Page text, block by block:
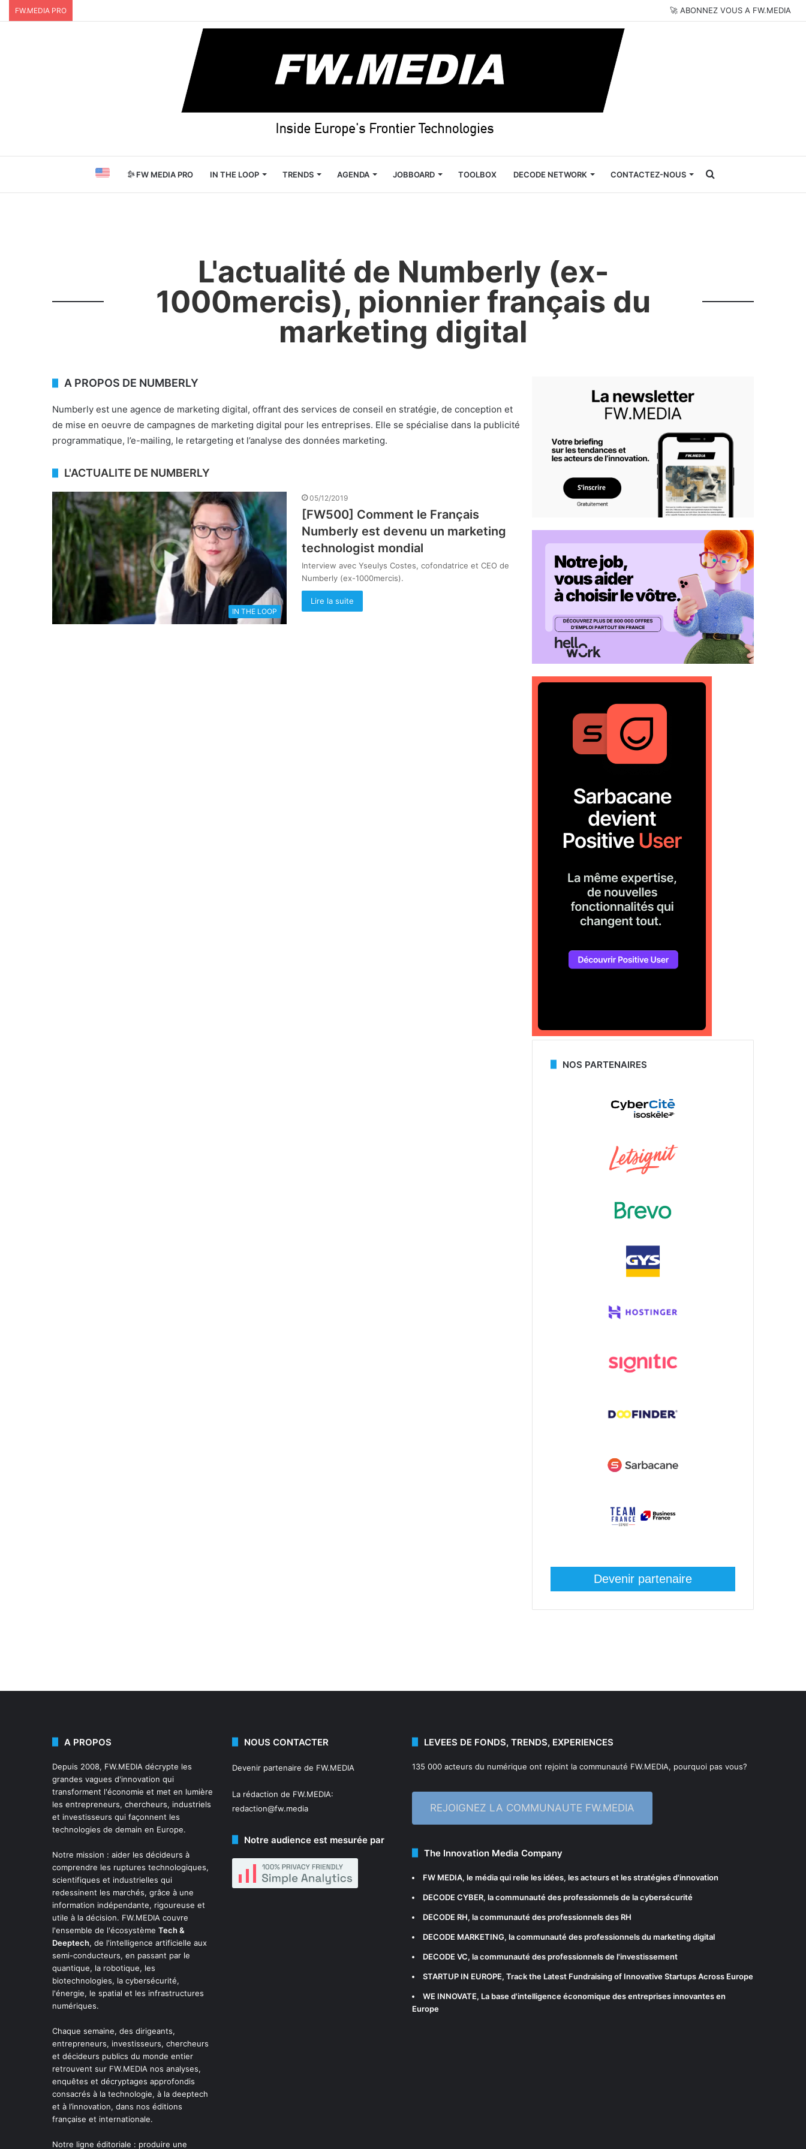
FW.MEDIA PRO 🚀 ABONNEZ VOUS A FW.MEDIA
FW MEDIA PRO IN THE LOOP TRENDS AGENDA JOBBOARD TOOLBOX DECODE NETWORK CONTACTEZ-NOUS Rechercher
L'actualité de Numberly (ex-
1000mercis), pionnier français du
marketing digital
A PROPOS DE NUMBERLY
Numberly est une agence de marketing digital, offrant des services de conseil en stratégie, de conception et
de mise en oeuvre de campagnes de marketing digital pour les entreprises. Elle se spécialise dans la publicité
programmatique, l’e-mailing, le retargeting et l’analyse des données marketing.
L'ACTUALITE DE NUMBERLY
IN THE LOOP
05/12/2019
[FW500] Comment le Français
Numberly est devenu un marketing
technologist mondial
Interview avec Yseulys Costes, cofondatrice et CEO de
Numberly (ex-1000mercis).
Lire la suite
NOS PARTENAIRES
Devenir partenaire
A PROPOS
Depuis 2008, FW.MEDIA décrypte les
grandes vagues d'innovation qui
transforment l'économie et met en lumière
les entrepreneurs, chercheurs, industriels
et investisseurs qui façonnent les
technologies de demain en Europe.
Notre mission : aider les décideurs à
comprendre les ruptures technologiques,
scientifiques et industrielles qui
redessinent les marchés, grâce à une
information indépendante, rigoureuse et
utile à la décision. FW.MEDIA couvre
l'ensemble de l'écosystème Tech &
Deeptech, de l'intelligence artificielle aux
semi-conducteurs, en passant par le
quantique, la robotique, les
biotechnologies, la cybersécurité,
l'énergie, le spatial et les infrastructures
numériques.
Chaque semaine, des dirigeants,
entrepreneurs, investisseurs, chercheurs
et décideurs publics du monde entier
retrouvent sur FW.MEDIA nos analyses,
enquêtes et décryptages approfondis
consacrés à la technologie, à la deeptech
et à l’innovation, dans nos éditions
française et internationale.
Notre ligne éditoriale : produire une
NOUS CONTACTER
Devenir partenaire de FW.MEDIA
La rédaction de FW.MEDIA:
redaction@fw.media
Notre audience est mesurée par
LEVEES DE FONDS, TRENDS, EXPERIENCES
135 000 acteurs du numérique ont rejoint la communauté FW.MEDIA, pourquoi pas vous?
REJOIGNEZ LA COMMUNAUTE FW.MEDIA
The Innovation Media Company
FW MEDIA, le média qui relie les idées, les acteurs et les stratégies d'innovation
DECODE CYBER, la communauté des professionnels de la cybersécurité
DECODE RH, la communauté des professionnels des RH
DECODE MARKETING, la communauté des professionnels du marketing digital
DECODE VC, la communauté des professionnels de l'investissement
STARTUP IN EUROPE, Track the Latest Fundraising of Innovative Startups Across Europe
WE INNOVATE, La base d'intelligence économique des entreprises innovantes en
Europe